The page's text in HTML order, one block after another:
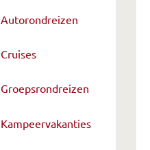
Autorondreizen
Cruises
Groepsrondreizen
Kampeervakanties